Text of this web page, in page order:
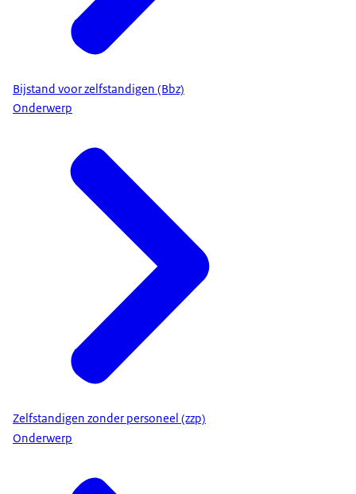
Bijstand voor zelfstandigen (Bbz)
Onderwerp
Zelfstandigen zonder personeel (zzp)
Onderwerp